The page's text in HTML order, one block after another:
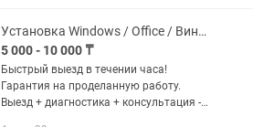
Установка Windows / Office / Виндовс / Офис
5 000 - 10 000 ₸
Быстрый выезд в течении часа!
Гарантия на проделанную работу.
Выезд + диагностика + консультация -